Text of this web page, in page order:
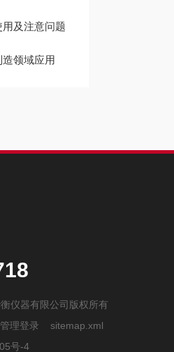
及注意问题
领域应用
仪器有限公司版权所有
管理登录
sitemap.xml
号-4